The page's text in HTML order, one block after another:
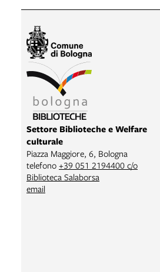
Settore Biblioteche e Welfare
culturale
Piazza Maggiore, 6, Bologna
telefono +39 051 2194400 c/o
Biblioteca Salaborsa
email